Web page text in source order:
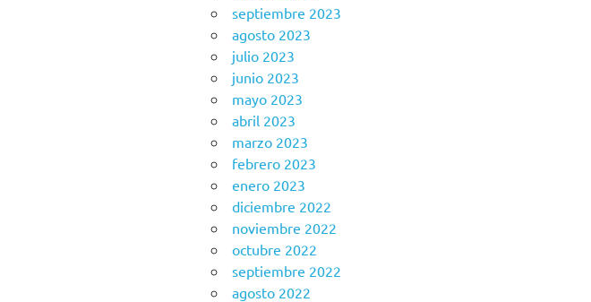
septiembre 2023
agosto 2023
julio 2023
junio 2023
mayo 2023
abril 2023
marzo 2023
febrero 2023
enero 2023
diciembre 2022
noviembre 2022
octubre 2022
septiembre 2022
agosto 2022